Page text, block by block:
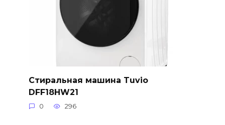
Стиральная машина Tuvio
DFF18HW21
0 296